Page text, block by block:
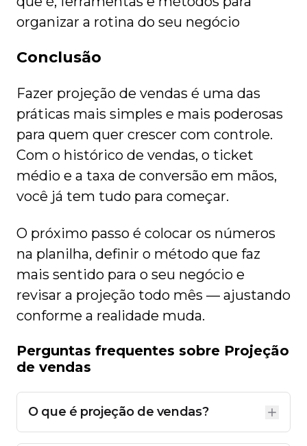
organizar a rotina do seu negócio
Conclusão
Fazer projeção de vendas é uma das
práticas mais simples e mais poderosas
para quem quer crescer com controle.
Com o histórico de vendas, o ticket
médio e a taxa de conversão em mãos,
você já tem tudo para começar.
O próximo passo é colocar os números
na planilha, definir o método que faz
mais sentido para o seu negócio e
revisar a projeção todo mês — ajustando
conforme a realidade muda.
Perguntas frequentes sobre Projeção
de vendas
O que é projeção de vendas?